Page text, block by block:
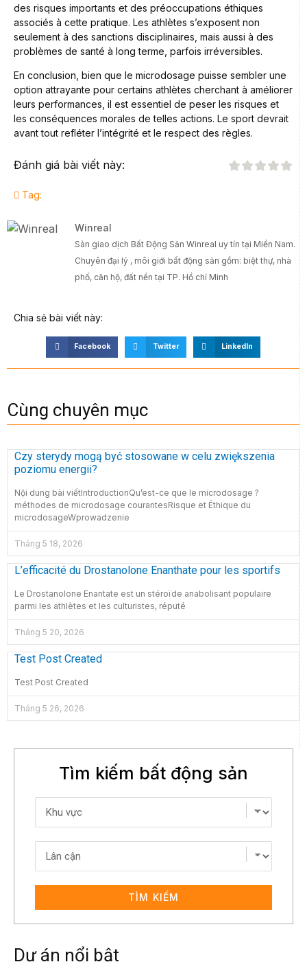
des risques importants et des préoccupations éthiques
associés à cette pratique. Les athlètes s’exposent non
seulement à des sanctions disciplinaires, mais aussi à des
problèmes de santé à long terme, parfois irréversibles.
En conclusion, bien que le microdosage puisse sembler une
option attrayante pour certains athlètes cherchant à améliorer
leurs performances, il est essentiel de peser les risques et
les conséquences morales de telles actions. Le sport devrait
avant tout refléter l’intégrité et le respect des règles.
Đánh giá bài viết này:
Tag:
Winreal
Sàn giao dịch Bất Động Sản Winreal uy tín tại Miền Nam.
Chuyên đại lý , môi giới bất động sản gồm: biệt thự, nhà
phố, căn hộ, đất nền tại TP. Hồ chí Minh
Chia sẻ bài viết này:
Facebook Twitter LinkedIn
Cùng chuyên mục
Czy sterydy mogą być stosowane w celu zwiększenia
poziomu energii?
Nội dung bài viếtIntroductionQu’est-ce que le microdosage ?
méthodes de microdosage courantesRisque et Éthique du
microdosageWprowadzenie
Tháng 5 18, 2026
L’efficacité du Drostanolone Enanthate pour les sportifs
Le Drostanolone Enantate est un stéroïde anabolisant populaire
parmi les athlètes et les culturistes, réputé
Tháng 5 20, 2026
Test Post Created
Test Post Created
Tháng 5 26, 2026
Tìm kiếm bất động sản
TÌM KIẾM
Dự án nổi bật